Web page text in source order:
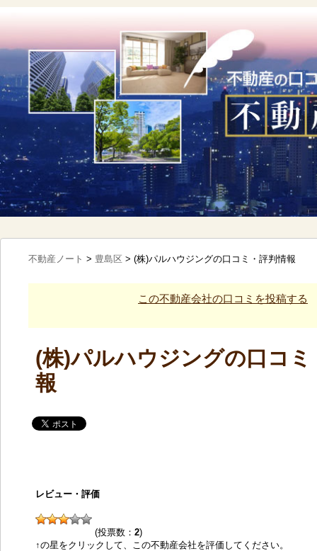
不動産ノート > 豊島区 > (株)パルハウジングの口コミ・評判情報
この不動産会社の口コミを投稿する
(株)パルハウジングの口コミ
報
レビュー・評価
(投票数： 2)
↑の星をクリックして、この不動産会社を評価してください。